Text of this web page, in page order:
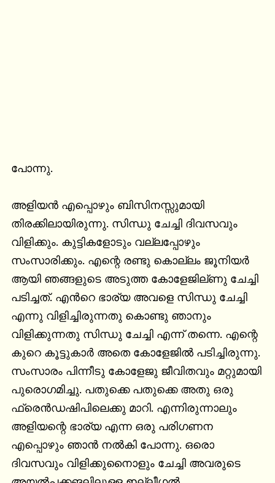
പോന്നു.
അളിയൻ എപ്പൊഴും ബിസിനസ്സുമായി
തിരക്കിലായിരുന്നു. സിന്ധു ചേച്ചി ദിവസവും
വിളിക്കും. കുട്ടികളോടും വല്ലപ്പോഴും
സംസാരിക്കും. എന്റെ രണ്ടു കൊല്ലം ജൂനിയർ
ആയി ഞങ്ങളുടെ അടുത്ത കോളേജില്ണു ചേച്ചി
പടിച്ചത്. എന്‍റെ ഭാര്യ അവളെ സിന്ധു ചേച്ചി
എന്നു വിളിച്ചിരുന്നതു കൊണ്ടു ഞാനും
വിളിക്കുന്നതു സിന്ധു ചേച്ചി എന്ന് തന്നെ. എന്റെ
കുറെ കൂട്ടുകാർ അതെ കോളേജിൽ പടിച്ചിരുന്നു.
സംസാരം പിന്നീടു കോളേജു ജീവിതവും മറ്റുമായി
പുരൊഗമിച്ചു. പതുക്കെ പതുക്കെ അതു ഒരു
ഫ്രെൻഡഷിപിലെക്കു മാറി. എന്നിരുന്നാലും
അളിയന്റെ ഭാര്യ എന്ന ഒരു പരിഗണന
എപ്പൊഴും ഞാൻ നൽകി പോന്നു. ഒരൊ
ദിവസവും വിളിക്കുനൈാളും ചേച്ചി അവരുടെ